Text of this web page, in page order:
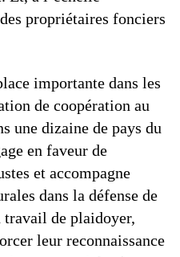
propriétaires fonciers
importante dans les
de coopération au
une dizaine de pays du
en faveur de
et accompagne
dans la défense de
travail de plaidoyer,
leur reconnaissance